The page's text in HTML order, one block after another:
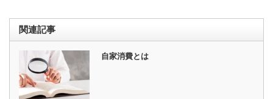
関連記事
自家消費とは